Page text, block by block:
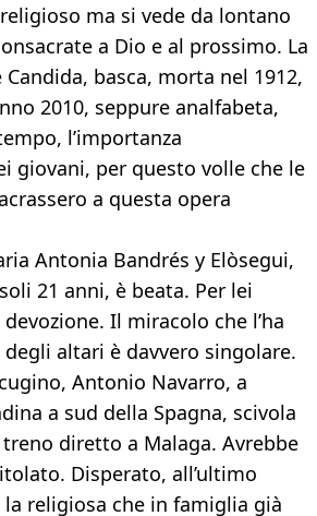
ma si vede da lontano
a Dio e al prossimo. La
basca, morta nel 1912,
2010, seppure analfabeta,
l’importanza
giovani, per questo volle che le
a questa opera
Antonia Bandrés y Elòsegui,
21 anni, è beata. Per lei
Il miracolo che l’ha
altari è davvero singolare.
Antonio Navarro, a
a sud della Spagna, scivola
diretto a Malaga. Avrebbe
Disperato, all’ultimo
religiosa che in famiglia già